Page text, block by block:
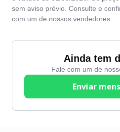
sem aviso prévio. Consulte e
com um de nossos vendedores.
Ainda tem
Fale com um de
Enviar